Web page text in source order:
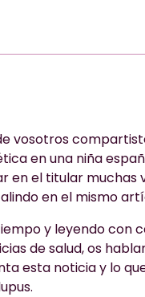
vosotros
en una niña
en el titular muchas
en el mismo
y leyendo con
de salud, os
esta noticia y lo